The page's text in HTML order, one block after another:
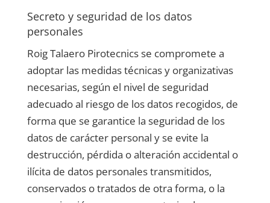
Secreto y seguridad de los datos
personales
Roig Talaero Pirotecnicsse compromete a
adoptar las medidas técnicas y organizativas
necesarias, según el nivel de seguridad
adecuado al riesgo de los datos recogidos, de
forma que se garantice la seguridad de los
datos de carácter personal y se evite la
destrucción, pérdida o alteración accidental o
ilícita de datos personales transmitidos,
conservados o tratados de otra forma, o la